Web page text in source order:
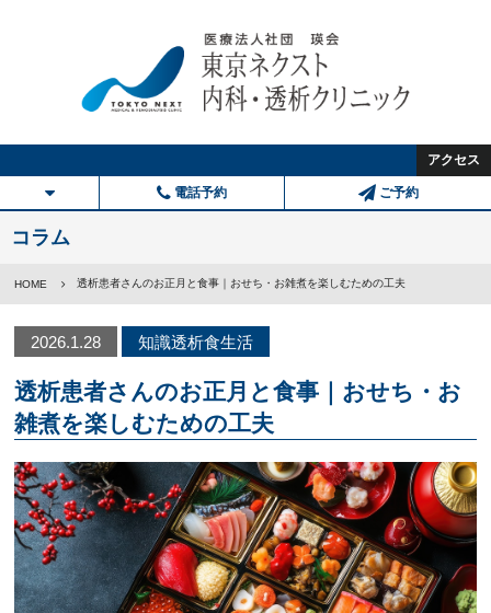
アクセス
電話予約 ご予約
コラム
HOME 透析患者さんのお正月と食事｜おせち・お雑煮を楽しむための工夫
2026.1.28 知識透析食生活
透析患者さんのお正月と食事｜おせち・お
雑煮を楽しむための工夫